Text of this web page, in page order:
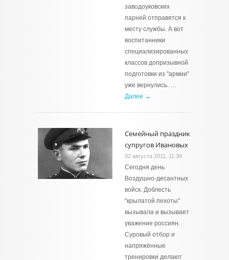
заводоуковских
парней отправятся к
месту службы. А вот
воспитанники
специализированных
классов допризывной
подготовки из "армии"
уже вернулись. …
Далее →
Семейный праздник
супругов Ивановых
02 августа 2011, 11:34
Сегодня день
Воздушно-десантных
войск. Доблесть
"крылатой пехоты"
вызывала и вызывает
уважение россиян.
Суровый отбор и
напряжённые
тренировки делают